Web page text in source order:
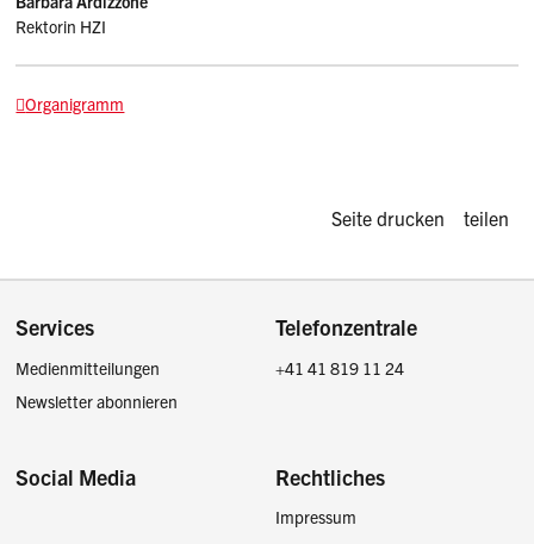
Rektorin HZI
Organigramm
Diese Seite
Seite drucken teilen
Footer
Services
Medienmitteilungen
Newsletter abonnieren
Telefonzentrale
+41 41 819 11 24
Social Media Rechtliches
Impressum